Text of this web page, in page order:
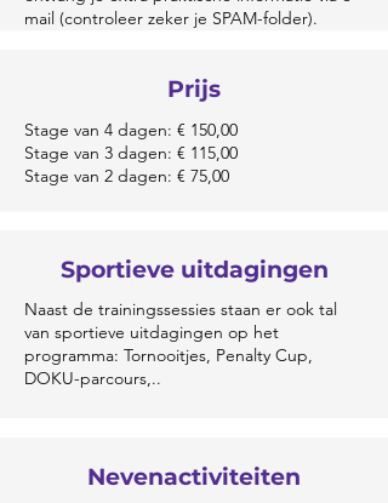
mail (controleer zeker je SPAM-folder).
Prijs
Stage van 4 dagen: € 150,00
Stage van 3 dagen: € 115,00
Stage van 2 dagen: € 75,00
Sportieve uitdagingen
Naast de trainingssessies staan er ook tal
van sportieve uitdagingen op het
programma: Tornooitjes, Penalty Cup,
DOKU-parcours,..
Nevenactiviteiten